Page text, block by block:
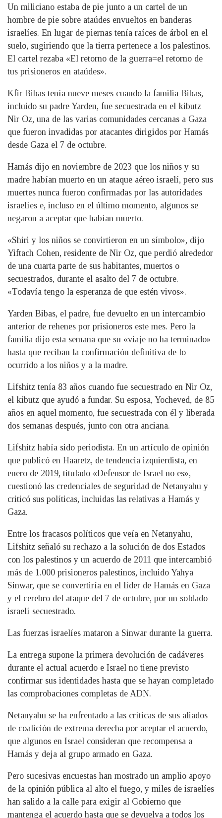
Un miliciano estaba de pie junto a un cartel de un
hombre de pie sobre ataúdes envueltos en banderas
israelíes. En lugar de piernas tenía raíces de árbol en el
suelo, sugiriendo que la tierra pertenece a los palestinos.
El cartel rezaba «El retorno de la guerra=el retorno de
tus prisioneros en ataúdes».
Kfir Bibas tenía nueve meses cuando la familia Bibas,
incluido su padre Yarden, fue secuestrada en el kibutz
Nir Oz, una de las varias comunidades cercanas a Gaza
que fueron invadidas por atacantes dirigidos por Hamás
desde Gaza el 7 de octubre.
Hamás dijo en noviembre de 2023 que los niños y su
madre habían muerto en un ataque aéreo israelí, pero sus
muertes nunca fueron confirmadas por las autoridades
israelíes e, incluso en el último momento, algunos se
negaron a aceptar que habían muerto.
«Shiri y los niños se convirtieron en un símbolo», dijo
Yiftach Cohen, residente de Nir Oz, que perdió alrededor
de una cuarta parte de sus habitantes, muertos o
secuestrados, durante el asalto del 7 de octubre.
«Todavía tengo la esperanza de que estén vivos».
Yarden Bibas, el padre, fue devuelto en un intercambio
anterior de rehenes por prisioneros este mes. Pero la
familia dijo esta semana que su «viaje no ha terminado»
hasta que reciban la confirmación definitiva de lo
ocurrido a los niños y a la madre.
Lifshitz tenía 83 años cuando fue secuestrado en Nir Oz,
el kibutz que ayudó a fundar. Su esposa, Yocheved, de 85
años en aquel momento, fue secuestrada con él y liberada
dos semanas después, junto con otra anciana.
Lifshitz había sido periodista. En un artículo de opinión
que publicó en Haaretz, de tendencia izquierdista, en
enero de 2019, titulado «Defensor de Israel no es»,
cuestionó las credenciales de seguridad de Netanyahu y
criticó sus políticas, incluidas las relativas a Hamás y
Gaza.
Entre los fracasos políticos que veía en Netanyahu,
Lifshitz señaló su rechazo a la solución de dos Estados
con los palestinos y un acuerdo de 2011 que intercambió
más de 1.000 prisioneros palestinos, incluido Yahya
Sinwar, que se convertiría en el líder de Hamás en Gaza
y el cerebro del ataque del 7 de octubre, por un soldado
israelí secuestrado.
Las fuerzas israelíes mataron a Sinwar durante la guerra.
La entrega supone la primera devolución de cadáveres
durante el actual acuerdo e Israel no tiene previsto
confirmar sus identidades hasta que se hayan completado
las comprobaciones completas de ADN.
Netanyahu se ha enfrentado a las críticas de sus aliados
de coalición de extrema derecha por aceptar el acuerdo,
que algunos en Israel consideran que recompensa a
Hamás y deja al grupo armado en Gaza.
Pero sucesivas encuestas han mostrado un amplio apoyo
de la opinión pública al alto el fuego, y miles de israelíes
han salido a la calle para exigir al Gobierno que
mantenga el acuerdo hasta que se devuelva a todos los